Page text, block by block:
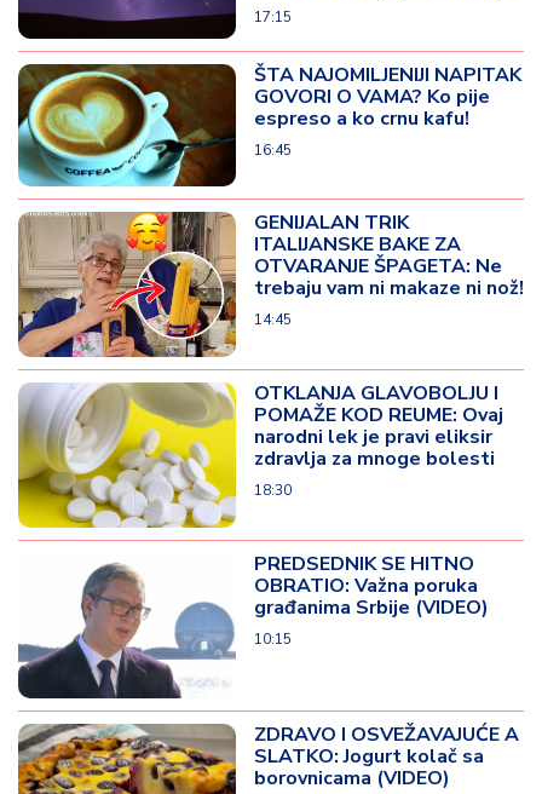
17:15
ŠTA NAJOMILJENIJI NAPITAK
GOVORI O VAMA? Ko pije
espreso a ko crnu kafu!
16:45
GENIJALAN TRIK
ITALIJANSKE BAKE ZA
OTVARANJE ŠPAGETA: Ne
trebaju vam ni makaze ni nož!
14:45
OTKLANJA GLAVOBOLJU I
POMAŽE KOD REUME: Ovaj
narodni lek je pravi eliksir
zdravlja za mnoge bolesti
18:30
PREDSEDNIK SE HITNO
OBRATIO: Važna poruka
građanima Srbije (VIDEO)
10:15
ZDRAVO I OSVEŽAVAJUĆE A
SLATKO: Jogurt kolač sa
borovnicama (VIDEO)